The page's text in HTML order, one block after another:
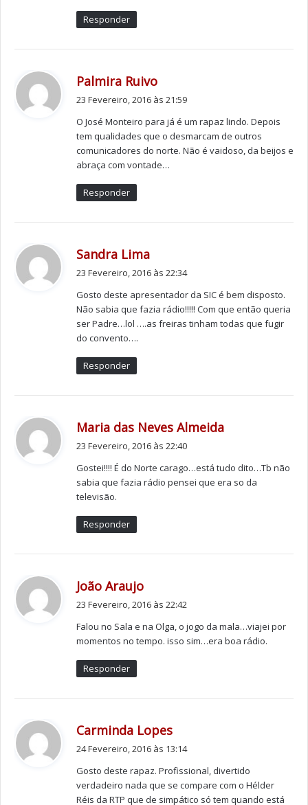
Acima de tudo trouxe-me olheiras (risos). Mas aprendi a
valorizar quem, todos os dias, acorda pela madrugada
para todos os dias oferecer um programa único e
diferente dos outros. Esse é o grande desafio.
Estudou Jornalismo e Ciências da Comunicação na
Universidade do Porto, mas nunca foste praxado…
Não. Não sou contra a praxe nem a favor. Achei apenas
que era uma perda de tempo…
Faz o seu estágio na redacção da SIC em Lisboa. Foi
Foi uma excelente escola. Trabalhei com os melhores e
foi lá que percebi que a minha vida dificilmente passaria
pelo jornalismo.
Mas em que altura entra a rádio na sua vida?
Desde sempre. Em casa dos meus pais sempre se
ouviu rádio e o desejo de ser locutor começou muito
A vassoura servia de microfone e usava as cassetes de
discos do meu pai.
Entrei para a rádio quando ainda tinha 17 anos, a
poucos dias de fazer 18. Já lá vai muito tempo, embora
pareça que tudo se passou ontem.
Sim, são magias diferentes. Mas não me pergunte as
diferenças, pois não as consigo explicar. Dito de outra
forma, há o bichinho da rádio e a magia da televisão.
Mas a rádio é uma alternativa à televisão?
Elas complementam-se. Uma não faz concorrência à
outra, até porque ambas são consumidas em
Na rádio já fez de tudo um pouco ou apenas animação?
Já fiz um pouco de tudo, como de resto qualquer bom
português que sabe um pouco de cada coisa.
O que muitas pessoas não sabem é que já pensou em
Responder
Palmira Ruivo
:
23 Fevereiro, 2016 às 21:59
O José Monteiro para já é um rapaz lindo. Depois
tem qualidades que o desmarcam de outros
comunicadores do norte. Não é vaidoso, da beijos e
abraça com vontade…
Responder
Sandra Lima
:
23 Fevereiro, 2016 às 22:34
Gosto deste apresentador da SIC é bem disposto.
Não sabia que fazia rádio!!!!! Com que então queria
ser Padre…lol ….as freiras tinham todas que fugir
do convento….
Responder
Maria das Neves Almeida
:
23 Fevereiro, 2016 às 22:40
Gostei!!!! É do Norte carago…está tudo dito…Tb não
sabia que fazia rádio pensei que era so da
televisão.
Responder
João Araujo
:
23 Fevereiro, 2016 às 22:42
Falou no Sala e na Olga, o jogo da mala…viajei por
momentos no tempo. isso sim…era boa rádio.
Responder
Carminda Lopes
:
24 Fevereiro, 2016 às 13:14
Gosto deste rapaz. Profissional, divertido
verdadeiro nada que se compare com o Hélder
Réis da RTP que de simpático só tem quando está